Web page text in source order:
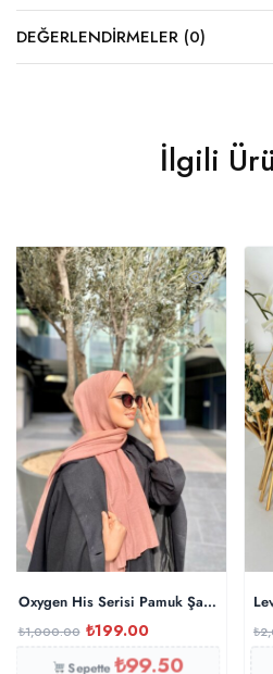
DEĞERLENDIRMELER (0)
İlgili
Oxygen His Serisi Pamuk Şal – İncir
₺1,000.00 ₺199.00
Sepette ₺99.50
₺